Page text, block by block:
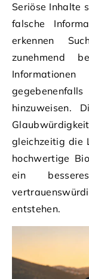
Seriöse Inhalte
falsche
erkennen
zunehmend
hinzuweisen.
gleichzeitig die
hochwertige
ein
entstehen.